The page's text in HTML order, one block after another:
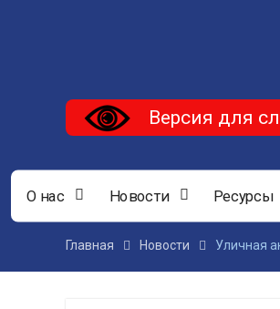
Версия для
О нас Новости Ресурсы
Главная Новости Уличная